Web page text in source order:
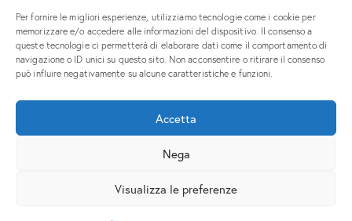
Per fornire le migliori esperienze, utilizziamo tecnologie come i cookie per
memorizzare e/o accedere alle informazioni del dispositivo. Il consenso a
queste tecnologie ci permetterà di elaborare dati come il comportamento di
navigazione o ID unici su questo sito. Non acconsentire o ritirare il consenso
può influire negativamente su alcune caratteristiche e funzioni.
Accetta
Nega
Visualizza le preferenze
Fatturazione elettronica
Coordinate Bancarie
5x1000 e donazioni
Piazzale Europa, 1 – 34127 – Trieste, Italia – Tel. +39 040 558
ateneo@pec.units.it